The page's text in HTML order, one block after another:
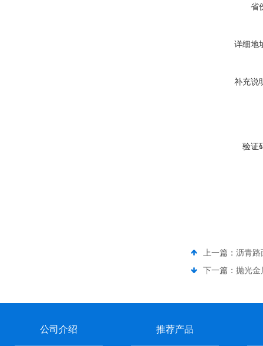
省
详细地
补充说
验证
上一篇： 沥青路
下一篇： 抛光金
公司介绍 推荐产品